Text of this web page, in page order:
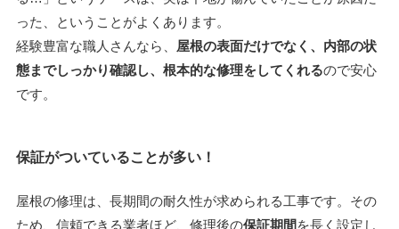
った、ということがよくあります。
経験豊富な職人さんなら、 屋根の表面だけでなく、内部の状
態までしっかり確認し、根本的な修理をしてくれるので安心
です。
保証がついていることが多い！
屋根の修理は、長期間の耐久性が求められる工事です。その
ため、信頼できる業者ほど、修理後の保証期間 を長く設定し